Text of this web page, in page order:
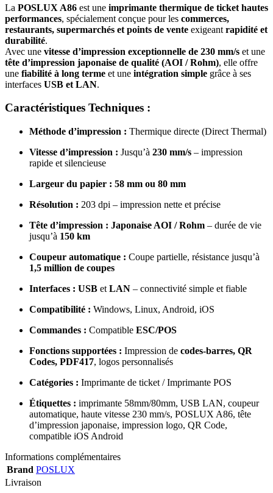
La POSLUX A86 est une imprimante thermique de ticket hautes
performances, spécialement conçue pour les commerces,
restaurants, supermarchés et points de vente exigeant rapidité et
durabilité.
Avec une vitesse d’impression exceptionnelle de 230 mm/s et une
tête d’impression japonaise de qualité (AOI / Rohm), elle offre
une fiabilité à long terme et une intégration simple grâce à ses
interfaces USB et LAN.
Caractéristiques Techniques :
Méthode d’impression : Thermique directe (Direct Thermal)
Vitesse d’impression : Jusqu’à 230 mm/s – impression
rapide et silencieuse
Largeur du papier : 58 mm ou 80 mm
Résolution : 203 dpi – impression nette et précise
Tête d’impression : Japonaise AOI / Rohm – durée de vie
jusqu’à 150 km
Coupeur automatique : Coupe partielle, résistance jusqu’à
1,5 million de coupes
Interfaces : USB et LAN – connectivité simple et fiable
Compatibilité : Windows, Linux, Android, iOS
Commandes : Compatible ESC/POS
Fonctions supportées : Impression de codes-barres, QR
Codes, PDF417, logos personnalisés
Catégories : Imprimante de ticket / Imprimante POS
Étiquettes : imprimante 58mm/80mm, USB LAN, coupeur
automatique, haute vitesse 230 mm/s, POSLUX A86, tête
d’impression japonaise, impression logo, QR Code,
compatible iOS Android
Informations complémentaires
Brand POSLUX
Livraison